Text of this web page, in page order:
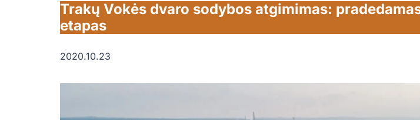
Trakų Vokės dvaro sodybos atgimimas:
etapas
2020.10.23